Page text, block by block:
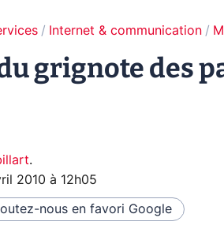
Internet & communication
grignote des
.
2010 à 12h05
nous en favori Google